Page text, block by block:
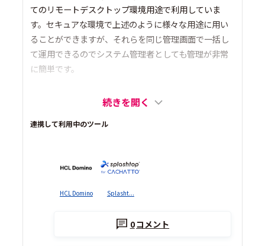
てのリモートデスクトップ環境用途で利用していま
す。セキュアな環境で上述のように様々な用途に用い
ることができますが、それらを同じ管理画面で一括し
て運用できるのでシステム管理者としても管理が非常
に簡単です。
続きを開く
連携して利用中のツール
HCL Domino Splasht...
0コメント